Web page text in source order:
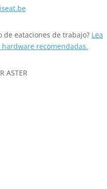
de eataciones de trabajo? Lea
recomendadas.
ASTER